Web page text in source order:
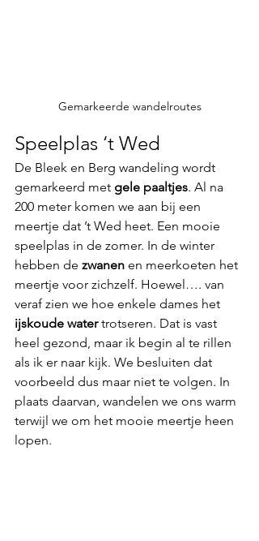
Gemarkeerde wandelroutes
Speelplas ‘t Wed
De Bleek en Berg wandeling wordt
gemarkeerd met gele paaltjes. Al na
200 meter komen we aan bij een
meertje dat ’t Wed heet. Een mooie
speelplas in de zomer. In de winter
hebben de zwanen en meerkoeten het
meertje voor zichzelf. Hoewel…. van
veraf zien we hoe enkele dames het
ijskoude water trotseren. Dat is vast
heel gezond, maar ik begin al te rillen
als ik er naar kijk. We besluiten dat
voorbeeld dus maar niet te volgen. In
plaats daarvan, wandelen we ons warm
terwijl we om het mooie meertje heen
lopen.